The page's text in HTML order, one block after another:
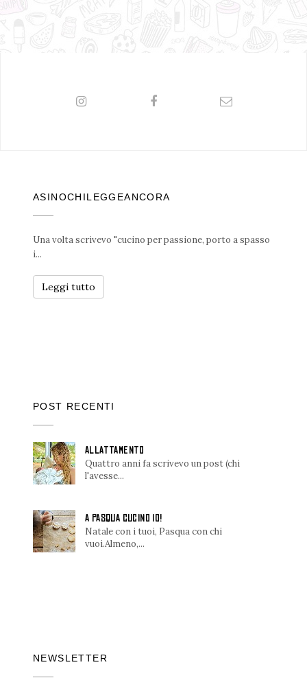
ASINOCHILEGGEANCORA
Una volta scrivevo "cucino per passione, porto a spasso
i...
Leggi tutto
POST RECENTI
ALLATTAMENTO
Quattro anni fa scrivevo un post (chi
l'avesse...
A PASQUA CUCINO IO!
Natale con i tuoi, Pasqua con chi
vuoi.Almeno,...
NEWSLETTER